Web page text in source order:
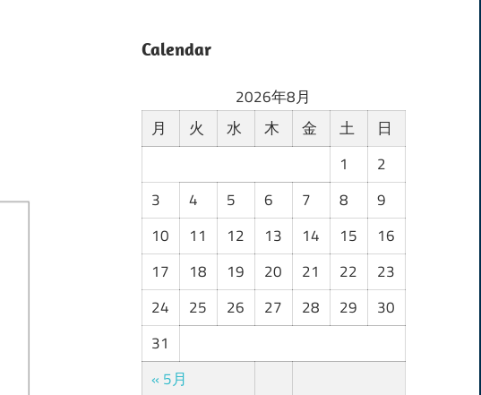
Calendar
2026年8月
月
火 水 木 金 土 日
« 5月
1
2
3
4 5 6 7 8
9
10
11 12 13 14 15
16
17
18 19 20 21 22
23
24
25 26 27 28 29
30
31